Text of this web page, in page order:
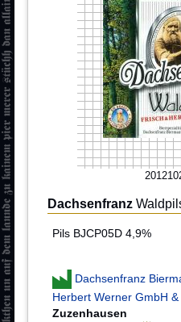
Dachsenfranz
Pils BJCP05D 4,9%
Dachsenfranz
Herbert Werner GmbH &
Zuzenhausen